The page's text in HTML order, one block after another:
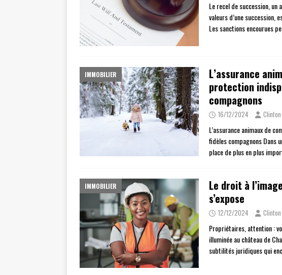
Le recel de succession,
valeurs d’une succession,
Les sanctions encourues
IMMOBILIER
L’assurance
protection
compagnons
16/12/2024
L’assurance animaux de
fidèles compagnons Dans
place de plus en plus
IMMOBILIER
Le droit à
s’expose
12/12/2024
Propriétaires, attention :
illuminée au château de
subtilités juridiques qui